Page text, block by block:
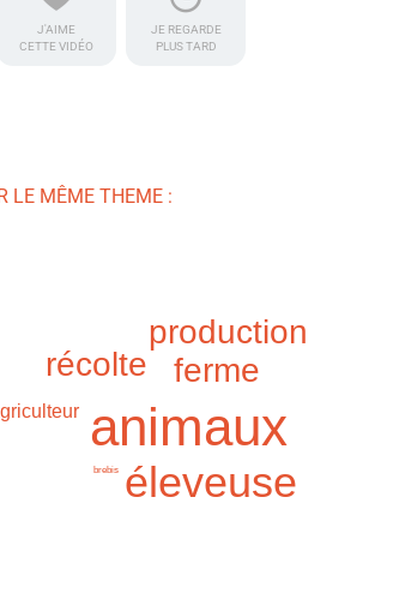
J'AIME
CETTE VIDÉO
JE REGARDE
PLUS TARD
LE MÊME THEME :
animaux
éleveuse
ferme
production
récolte
brebis